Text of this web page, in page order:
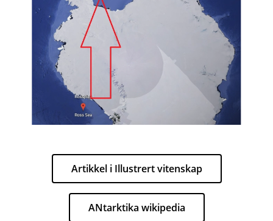
Artikkel i Illustrert vitenskap
ANtarktika wikipedia